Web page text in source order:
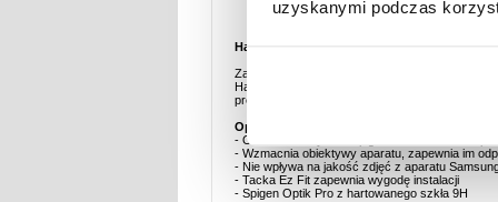
uzyskanymi podczas
Hartowane Szkło Ochronne Spigen Glas.tR
Zabezpiecz obiektywy aparatu Samsung
Hartowane szkło w pełni zabezpiecza
precyzyjnie założyć szkło.
Opis:
- Osłona obiektywów Spigen Glas.tR Ez Fit
- Wzmacnia obiektywy aparatu, zapewnia im
- Nie wpływa na jakość zdjęć z aparatu
- Tacka Ez Fit zapewnia wygodę instalacji
- Spigen Optik Pro z hartowanego szkła 9H